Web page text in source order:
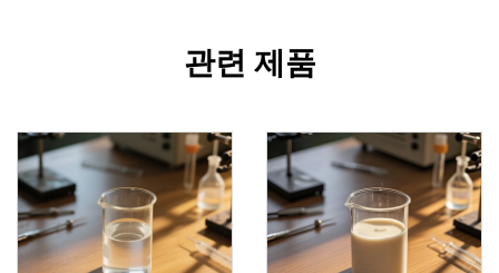
관련 제품